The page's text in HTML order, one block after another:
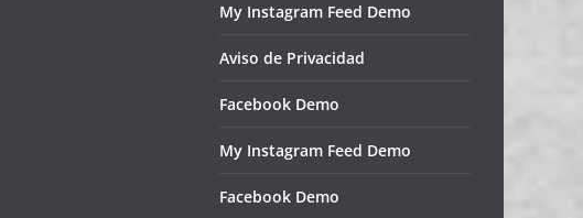
My Instagram Feed Demo
Aviso de Privacidad
Facebook Demo
My Instagram Feed Demo
Facebook Demo